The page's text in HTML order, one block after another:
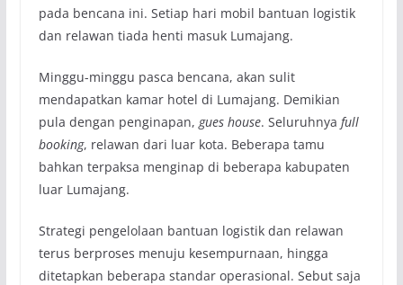
pada bencana ini. Setiap hari mobil bantuan logistik
dan relawan tiada henti masuk Lumajang.
Minggu-minggu pasca bencana, akan sulit
mendapatkan kamar hotel di Lumajang. Demikian
pula dengan penginapan, gues house. Seluruhnya full
booking, relawan dari luar kota. Beberapa tamu
bahkan terpaksa menginap di beberapa kabupaten
luar Lumajang.
Strategi pengelolaan bantuan logistik dan relawan
terus berproses menuju kesempurnaan, hingga
ditetapkan beberapa standar operasional. Sebut saja